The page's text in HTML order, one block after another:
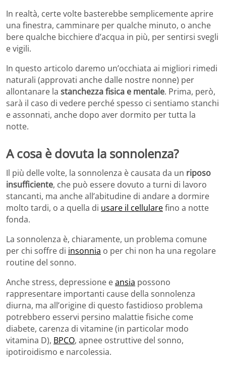
In realtà, certe volte basterebbe semplicemente aprire
una finestra, camminare per qualche minuto, o anche
bere qualche bicchiere d’acqua in più, per sentirsi svegli
e vigili.
In questo articolo daremo un’occhiata ai migliori rimedi
naturali (approvati anche dalle nostre nonne) per
allontanare la stanchezza fisica e mentale. Prima, però,
sarà il caso di vedere perché spesso ci sentiamo stanchi
e assonnati, anche dopo aver dormito per tutta la
notte.
A cosa è dovuta la sonnolenza?
Il più delle volte, la sonnolenza è causata da un riposo
insufficiente, che può essere dovuto a turni di lavoro
stancanti, ma anche all’abitudine di andare a dormire
molto tardi, o a quella di usare il cellularefino a notte
fonda.
La sonnolenza è, chiaramente, un problema comune
per chi soffre di insonnia o per chi non ha una regolare
routine del sonno.
Anche stress, depressione eansia possono
rappresentare importanti cause della sonnolenza
diurna, ma all’origine di questo fastidioso problema
potrebbero esservi persino malattie fisiche come
diabete, carenza di vitamine (in particolar modo
vitamina D), BPCO, apnee ostruttive del sonno,
ipotiroidismo e narcolessia.